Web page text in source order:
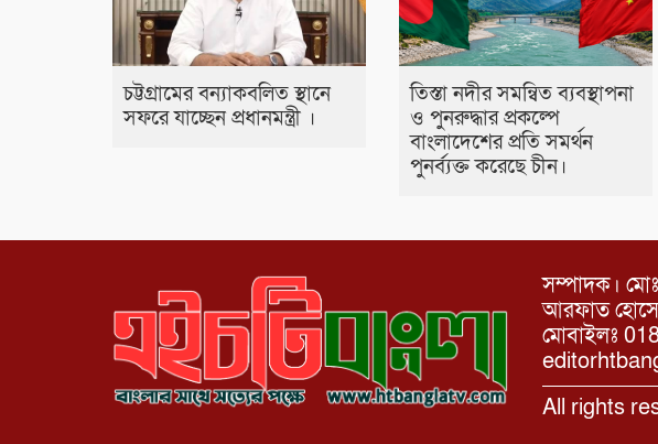
চট্টগ্রামের বন্যাকবলিত স্থানে
সফরে যাচ্ছেন প্রধানমন্ত্রী ।
তিস্তা নদীর সমন্বিত ব্যবস্থাপনা
ও পুনরুদ্ধার প্রকল্পে
বাংলাদেশের প্রতি সমর্থন
পুনর্ব্যক্ত করেছে চীন।
সম্পাদক।
আরফাত
মোবাইলঃ
All rights